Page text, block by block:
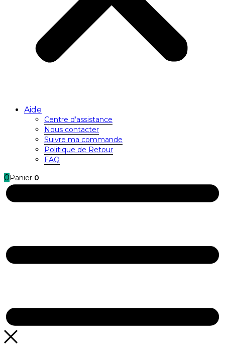
Aide
Centre d’assistance
Nous contacter
Suivre ma commande
Politique de Retour
FAQ
0 Panier 0